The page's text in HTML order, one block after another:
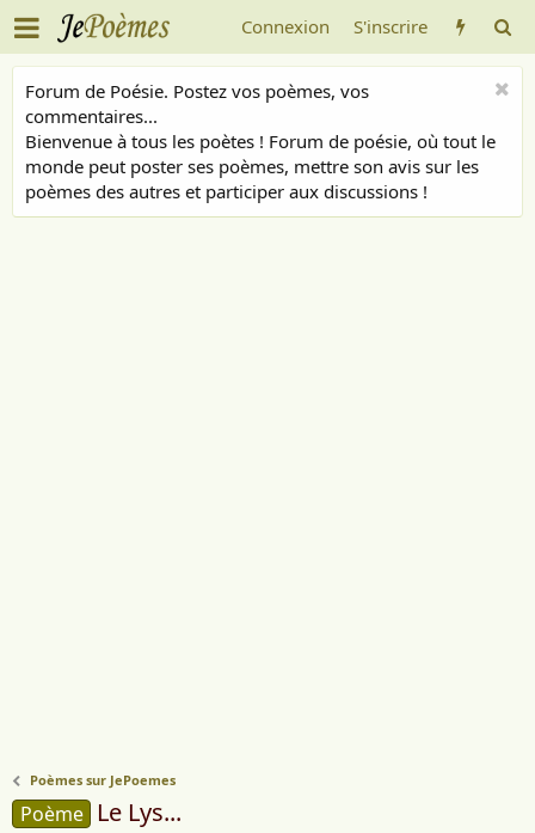
Connexion S'inscrire
Forum de Poésie. Postez vos poèmes, vos
commentaires...
Bienvenue à tous les poètes ! Forum de poésie, où tout le
monde peut poster ses poèmes, mettre son avis sur les
poèmes des autres et participer aux discussions !
Poèmes sur JePoemes
Poème Le Lys...